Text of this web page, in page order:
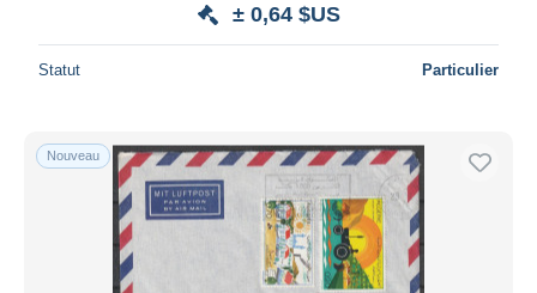
± 0,64 $US
Statut Particulier
Nouveau